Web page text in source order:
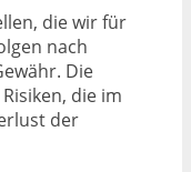
die wir für
nach
Die
die im
der